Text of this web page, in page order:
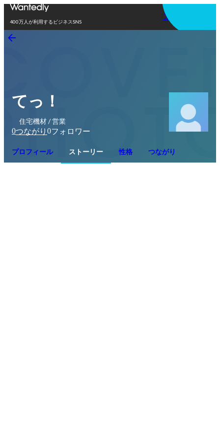
400万人が利用するビジネスSNS
アプリを使う
てっ！
住宅機材 / 営業
0つながり 0フォロワー
プロフィール ストーリー 性格 つながり